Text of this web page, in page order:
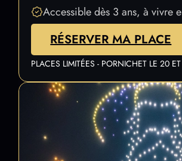
Accessible dès 3 ans, à vivre
RÉSERVER MA PLACE
PLACES LIMITÉES - PORNICHET LE 20 ET